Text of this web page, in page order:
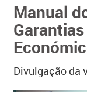
Manual
Divulgação da